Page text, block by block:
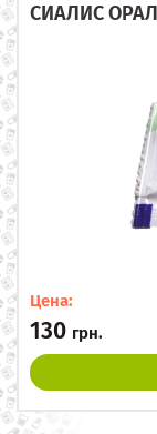
СИАЛИС
Цена:
130 грн.